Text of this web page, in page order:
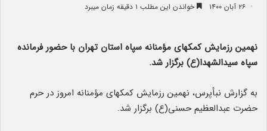
۲۶ آبان ۱۴۰۰ خواندن این مطلب ۱ دقیقه زمان میبرد
نهمین رزمایش کمکهای مؤمنانه سپاه استان تهران با حضور فرمانده
سپاه سیدالشهدا(ع) برگزار شد.
به گزارش نبأپرس، نهمین رزمایش کمکهای مؤمنانه امروز در حرم
حضرت عبدالعظیم حسنی(ع) برگزار شد.